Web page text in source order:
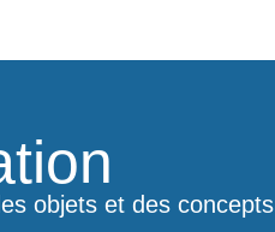
objets et des concepts